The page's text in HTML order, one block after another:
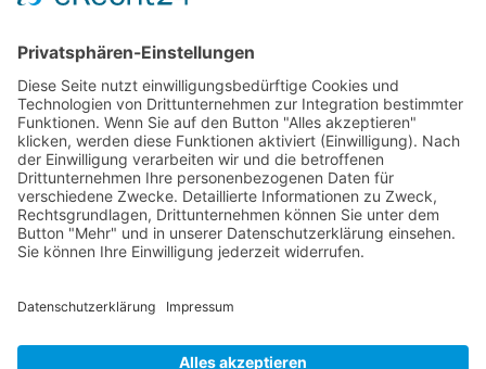
Mollenhauer Adresse
Downloads
Weitere Seiten
Datenschutz|Cookie-Einstellungen